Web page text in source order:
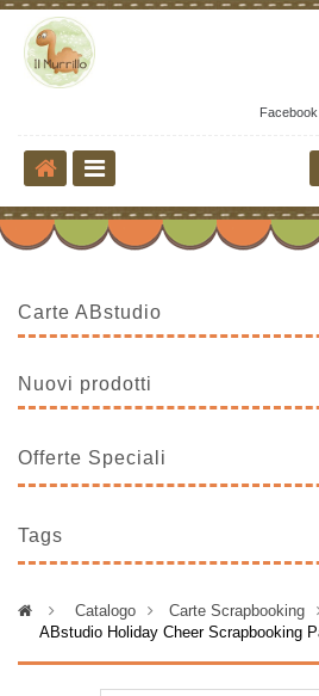
Facebook
Carte ABstudio
Nuovi prodotti
Offerte Speciali
Tags
> Catalogo > Carte Scrapbooking
ABstudio Holiday Cheer Scrapbooking